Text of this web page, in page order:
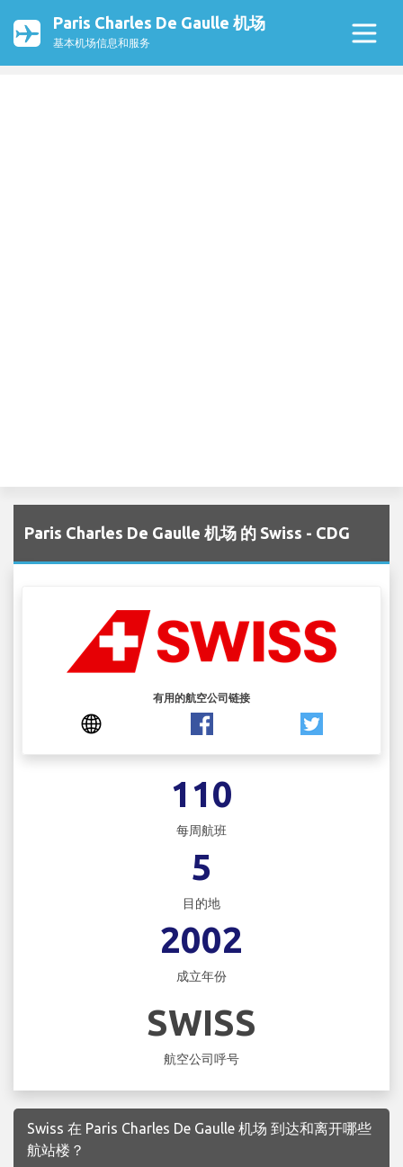
Paris Charles De Gaulle 机场
基本机场信息和服务
Paris Charles De Gaulle 机场 的 Swiss - CDG
有用的航空公司链接
110
每周航班
5
目的地
2002
成立年份
SWISS
航空公司呼号
Swiss 在 Paris Charles De Gaulle 机场 到达和离开哪些
航站楼？